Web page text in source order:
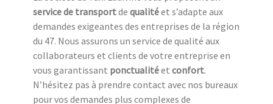
service de transportde qualitéet s’adapte aux
demandes exigeantes des entreprises de la région
du 47. Nous assurons un service de qualité aux
collaborateurs et clients de votre entreprise en
vous garantissant ponctualitéet confort.
N’hésitez pas à prendre contact avec nos bureaux
pour vos demandes plus complexes de